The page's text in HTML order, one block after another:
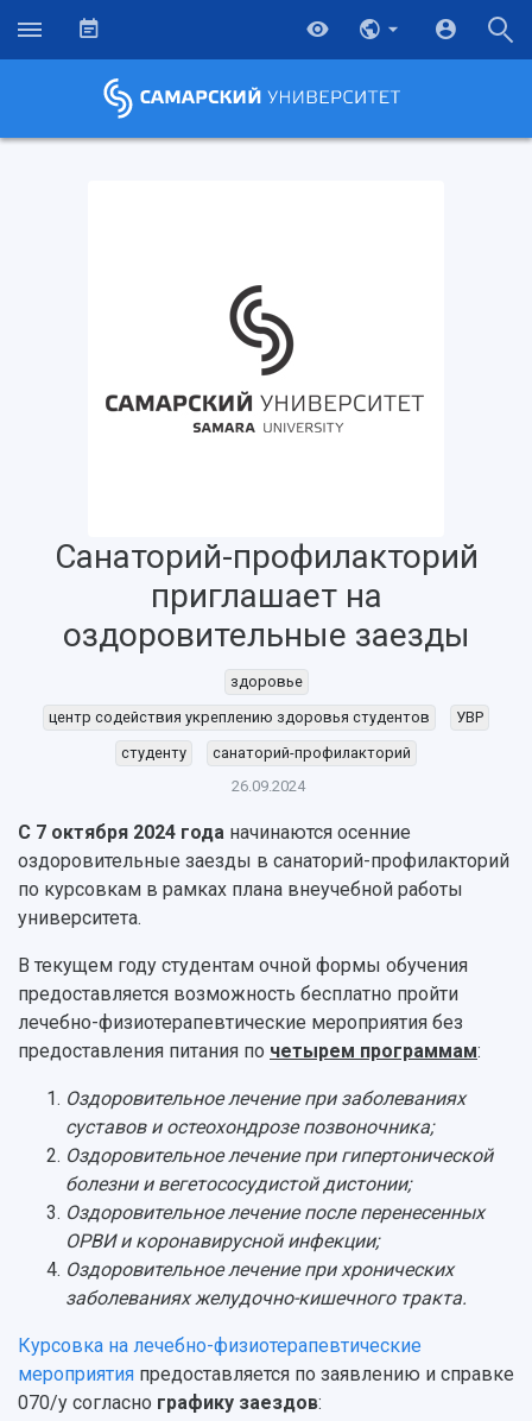
НАЗАД
История
Наблюдательный совет
Попечительский совет
Ученый совет
Кадровый резерв
Персоналии
Заслуженные деятели
Структура университета
Институты и факультеты
Кафедры
Научные подразделения
Отделы и службы
Общественные организации
Инжиниринговый центр
Аграрный карбоновый полигон
Архив
Главные новости
СМИ об университете
Пресс-центр
Газета "Полет"
Газета "Самарский университет"
Мы в соцсетях
Мультимедиа
Подкасты
Просветительский проект "Одержимы
Почему я выбираю Самарский университет?
Аспирантура
Формы обучения
Учебные планы
Дополнительное образование
Институты и факультеты
Образовательные программы
Профессорско-преподавательский состав
Расписание занятий
Стипендии
Тестирование иностранных граждан на
знание русского языка, истории России и
основ законодательства РФ
Платные образовательные услуги
Скидки на обучение
Подготовительные курсы
Научно-исследовательская деятельность
Основные научные направления
Научные школы и ведущие научные коллективы
Конкурс на замещение должностей научных
работников
Научно-технический совет
Научные проекты и темы
Аспирантура и докторантура
Справочные материалы
Научная инфраструктура
Научно-исследовательские подразделения
Структурная схема управления научно-
исследовательской деятельностью
Материальная база
Подразделения научного обслуживания
Организационные документы
Результаты научно-исследовательской
деятельности
Научно-технические разработки
Конкурсы научных проектов и грантов
Санаторий-профилакторий
приглашает на
оздоровительные заезды
здоровье
центр содействия укреплению здоровья студентов
УВР
студенту
санаторий-профилакторий
26.09.2024
С 7 октября 2024 года начинаются осенние
оздоровительные заезды в санаторий-профилакторий
по курсовкам в рамках плана внеучебной работы
университета.
В текущем году студентам очной формы обучения
предоставляется возможность бесплатно пройти
лечебно-физиотерапевтические мероприятия без
предоставления питания по четырем программам:
Оздоровительное лечение при заболеваниях
суставов и остеохондрозе позвоночника;
Оздоровительное лечение при гипертонической
болезни и вегетососудистой дистонии;
Оздоровительное лечение после перенесенных
ОРВИ и коронавирусной инфекции;
Оздоровительное лечение при хронических
заболеваниях желудочно-кишечного тракта.
Курсовка на лечебно-физиотерапевтические
мероприятия предоставляется по заявлению и справке
070/у согласно графику заездов: